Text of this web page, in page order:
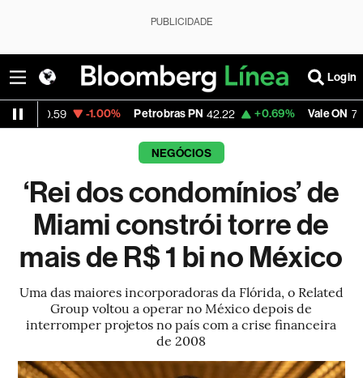
PUBLICIDADE
Login
-1.00% Petrobras PN 42.22 +0.69% Vale ON 75.59 -
NEGÓCIOS
‘Rei dos condomínios’ de
Miami constrói torre de
mais de R$ 1 bi no México
Uma das maiores incorporadoras da Flórida, o Related
Group voltou a operar no México depois de
interromper projetos no país com a crise financeira
de 2008